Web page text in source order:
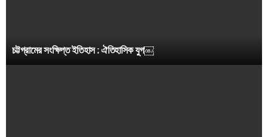
চট্টগ্রামের সংক্ষিপ্ত ইতিহাস : ঐতিহাসিক যুগ￼